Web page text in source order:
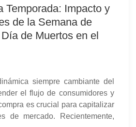
Temporada: Impacto y
de la Semana de
de Muertos en el
siempre cambiante del
el flujo de consumidores y
es crucial para capitalizar
de mercado. Recientemente,